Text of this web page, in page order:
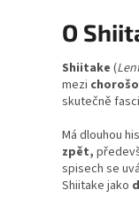
O
Shiitake (
mezi
skutečně
Má dlouhou
zpět,
spisech se
Shiitake jako